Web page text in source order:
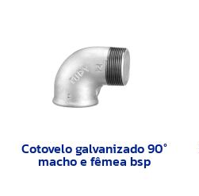
Cotovelo galvanizado 90°
macho e fêmea bsp